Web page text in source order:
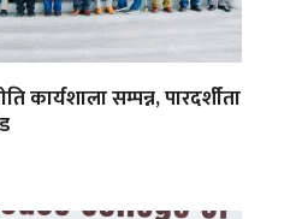
कार्यशाला सम्पन्न, पारदर्शीता